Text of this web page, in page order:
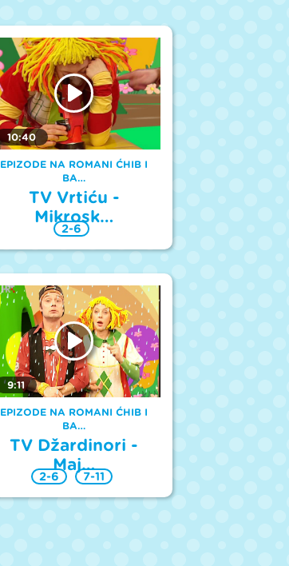
10:40
EPIZODE NA ROMANI ĆHIB I
BA…
TV Vrtiću -
Mikrosk…
2-6
9:11
EPIZODE NA ROMANI ĆHIB I
BA…
TV Džardinori -
Maj…
2-6 7-11